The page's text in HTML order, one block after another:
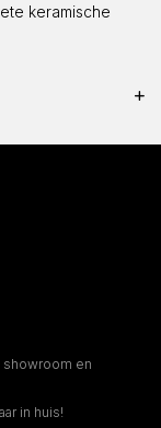
keramische
showroom en
in huis!